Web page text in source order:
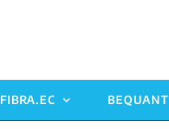
FIBRA.EC BEQUANT